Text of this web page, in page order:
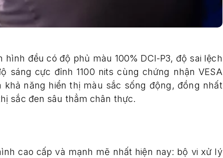
đều có độ phủ màu 100% DCI-P3, độ sai lệch
sáng cực đỉnh 1100 nits cùng chứng nhận VESA
khả năng hiển thị màu sắc sống động, đồng nhất
sắc đen sâu thẳm chân thực.
cao cấp và mạnh mẽ nhất hiện nay: bộ vi xử lý